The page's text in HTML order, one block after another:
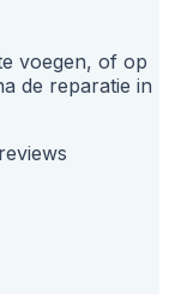
voegen, of op
de reparatie in